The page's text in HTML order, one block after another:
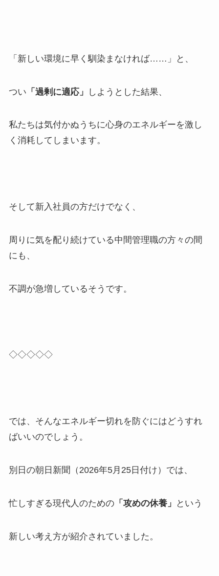
「新しい環境に早く馴染まなければ……」と、
つい 「過剰に適応」 しようとした結果、
私たちは気付かぬうちに心身のエネルギーを激し
く消耗してしまいます。
そして新入社員の方だけでなく、
周りに気を配り続けている中間管理職の方々の間
にも、
不調が急増しているそうです。
◇◇◇◇◇
では、そんなエネルギー切れを防ぐにはどうすれ
ばいいのでしょう。
別日の朝日新聞（2026年5月25日付け）では、
忙しすぎる現代人のための「攻めの休養」 という
新しい考え方が紹介されていました。